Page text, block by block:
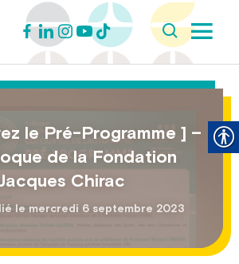
le Pré-Programme ] –
de la Fondation
Chirac
le mercredi 6 septembre 2023